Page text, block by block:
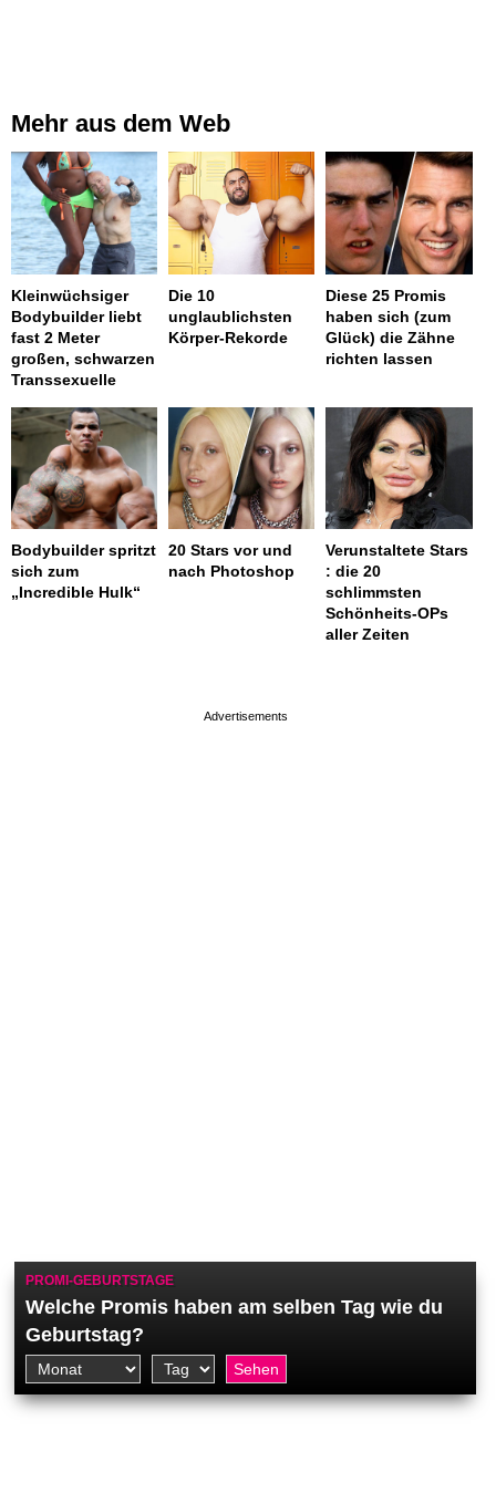
Mehr aus dem Web
Kleinwüchsiger
Bodybuilder liebt
fast 2 Meter
großen, schwarzen
Transsexuelle
Die 10
unglaublichsten
Körper-Rekorde
Diese 25 Promis
haben sich (zum
Glück) die Zähne
richten lassen
Bodybuilder spritzt
sich zum
„Incredible Hulk“
20 Stars vor und
nach Photoshop
Verunstaltete Stars
: die 20
schlimmsten
Schönheits-OPs
aller Zeiten
PROMI-GEBURTSTAGE
Welche Promis haben am selben Tag wie du
Geburtstag?